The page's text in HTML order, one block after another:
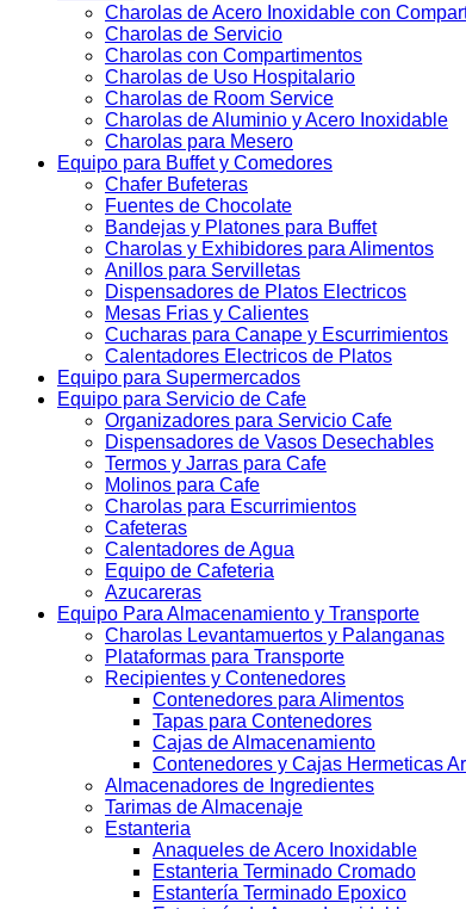
Charolas de Acero Inoxidable con
Charolas de Servicio
Charolas con Compartimentos
Charolas de Uso Hospitalario
Charolas de Room Service
Charolas de Aluminio y Acero Inoxidable
Charolas para Mesero
Equipo para Buffet y Comedores
Chafer Bufeteras
Fuentes de Chocolate
Bandejas y Platones para Buffet
Charolas y Exhibidores para Alimentos
Anillos para Servilletas
Dispensadores de Platos Electricos
Mesas Frias y Calientes
Cucharas para Canape y Escurrimientos
Calentadores Electricos de Platos
Equipo para Supermercados
Equipo para Servicio de Cafe
Organizadores para Servicio Cafe
Dispensadores de Vasos Desechables
Termos y Jarras para Cafe
Molinos para Cafe
Charolas para Escurrimientos
Cafeteras
Calentadores de Agua
Equipo de Cafeteria
Azucareras
Equipo Para Almacenamiento y Transporte
Charolas Levantamuertos y Palanganas
Plataformas para Transporte
Recipientes y Contenedores
Contenedores para Alimentos
Tapas para Contenedores
Cajas de Almacenamiento
Contenedores y Cajas Hermeticas
Almacenadores de Ingredientes
Tarimas de Almacenaje
Estanteria
Anaqueles de Acero Inoxidable
Estanteria Terminado Cromado
Estantería Terminado Epoxico